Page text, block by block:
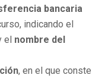
bancaria
indicando el
el nombre del
, en el que conste